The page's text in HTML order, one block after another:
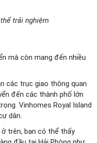
trải nghiệm
mà còn mang đến nhiều
các trục giao thông quan
đến các thành phố lớn
Vinhomes Royal Island
dân.
trên, bạn có thể thấy